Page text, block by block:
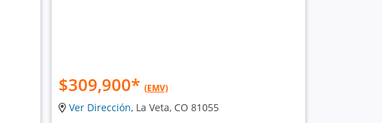
$309,900* (EMV)
Ver Dirección, La Veta, CO 81055